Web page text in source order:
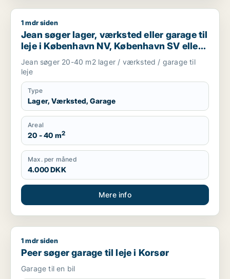
Jean søger lager, værksted eller garage til leje i København
1 mdr siden
Jean søger lager, værksted eller garage til
leje i København NV, København SV eller
Valby m.fl.
Jean søger 20-40 m2 lager / værksted / garage til
leje
Type
Lager, Værksted, Garage
Areal
20 - 40 m2
Max. per måned
4.000 DKK
Mere info
Peer søger garage til leje i Korsør
1 mdr siden
Peer søger garage til leje i Korsør
Garage til en bil